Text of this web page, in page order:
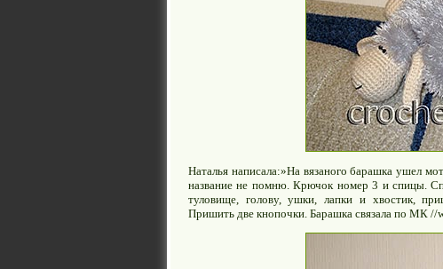
Наталья написала:»На вязаного барашка ушел
название не помню. Крючок номер 3 и спицы.
туловище, голову, ушки, лапки и хвостик,
Пришить две кнопочки. Барашка связала по МК //